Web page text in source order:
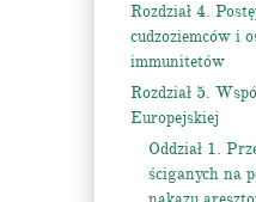
Rozdział 4.
cudzoziemców i
immunitetów
Rozdział 5.
Europejskiej
Oddział 1.
ściganych na